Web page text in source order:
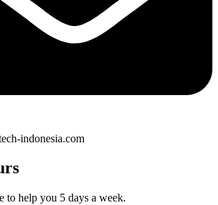
indonesia.com
to help you 5 days a week.